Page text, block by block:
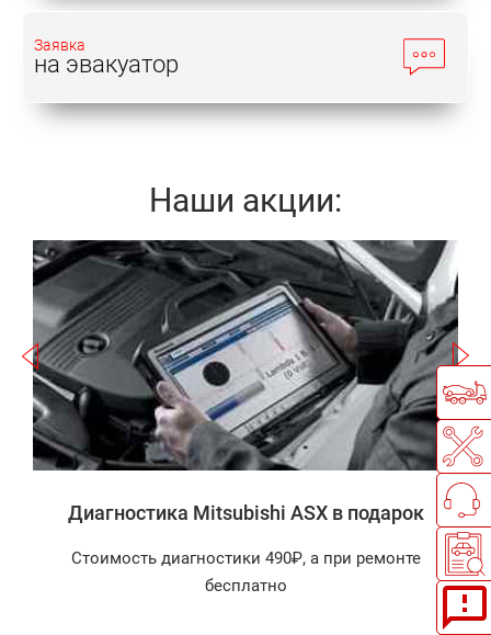
Заявка
на эвакуатор
Наши акции:
Записаться
Диагностика Mitsubishi ASX в подарок
Стоимость диагностики 490₽, а при ремонте
бесплатно